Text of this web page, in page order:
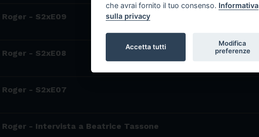
- S2xE09
- S2xE08
- S2xE07
- Intervista a Beatrice Tassone
che avrai fornito il tuo consenso. Informativa
sulla privacy
Accetta tutti
Modifica
preferenze